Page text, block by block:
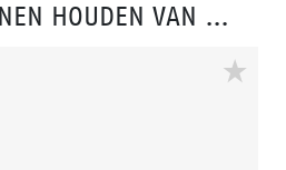
HOUDEN VAN …